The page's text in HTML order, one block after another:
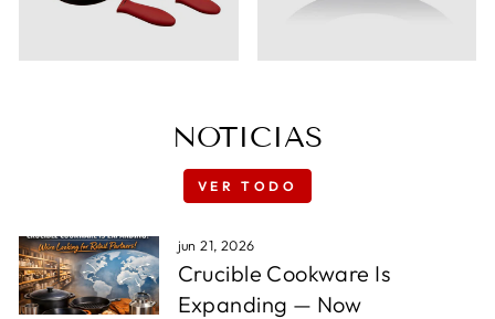
NOTICIAS
VER TODO
jun 21, 2026
Crucible Cookware Is
Expanding — Now